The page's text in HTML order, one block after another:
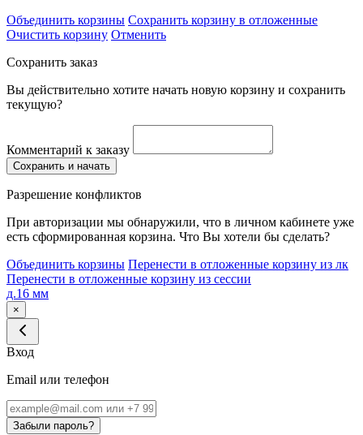
Объединить корзины Сохранить корзину в отложенные
Очистить корзину Отменить
Сохранить заказ
Вы действительно хотите начать новую корзину и сохранить
текущую?
Комментарий к заказу
Сохранить и начать
Разрешение конфликтов
При авторизации мы обнаружили, что в личном кабинете уже
есть сформированная корзина. Что Вы хотели бы сделать?
Объединить корзины Перенести в отложенные корзину из лк
Перенести в отложенные корзину из сессии
д.16 мм
×
Вход
Email или телефон
Забыли пароль?